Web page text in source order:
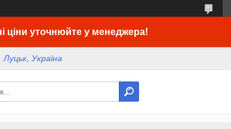
ціни уточнюйте у менеджера!
Луцьк, Україна